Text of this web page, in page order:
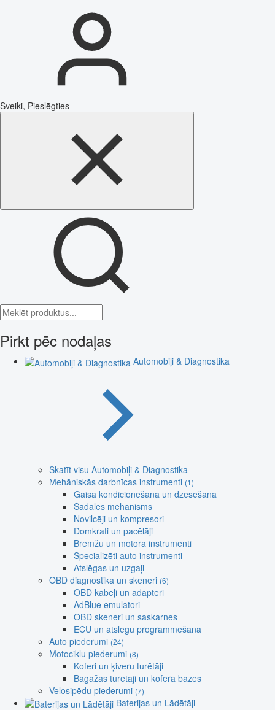
Sveiki, Pieslēgties
Pirkt pēc nodaļas
Automobiļi & Diagnostika
Skatīt visu Automobiļi & Diagnostika
Mehāniskās darbnīcas instrumenti (1)
Gaisa kondicionēšana un dzesēšana
Sadales mehānisms
Novilcēji un kompresori
Domkrati un pacēlāji
Bremžu un motora instrumenti
Specializēti auto instrumenti
Atslēgas un uzgaļi
OBD diagnostika un skeneri (6)
OBD kabeļi un adapteri
AdBlue emulatori
OBD skeneri un saskarnes
ECU un atslēgu programmēšana
Auto piederumi (24)
Motociklu piederumi (8)
Koferi un ķiveru turētāji
Bagāžas turētāji un kofera bāzes
Velosipēdu piederumi (7)
Baterijas un Lādētāji